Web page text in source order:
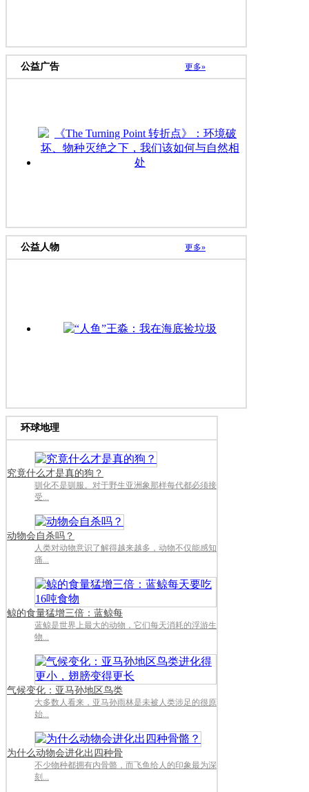
公益广告 更多»
公益人物 更多»
环球地理
究竟什么才是真的狗？
驯化不是驯服。对于野生亚洲象那样每代都必须接
受...
动物会自杀吗？
人类对动物意识了解得越来越多，动物不仅能感知
痛...
鲸的食量猛增三倍：蓝鲸每
蓝鲸是世界上最大的动物，它们每天消耗的浮游生
物...
气候变化：亚马孙地区鸟类
大多数人看来，亚马孙雨林是未被人类涉足的很原
始...
为什么动物会进化出四种骨
不少物种都拥有内骨骼，而飞鱼给人的印象最为深
刻...